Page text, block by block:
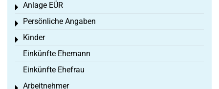
Anlage EÜR
Toggle menu
Persönliche Angaben
Toggle menu
Kinder
Toggle menu
Einkünfte Ehemann
Einkünfte Ehefrau
Arbeitnehmer